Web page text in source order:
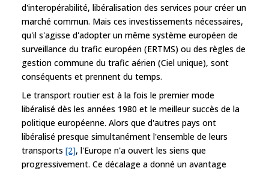
d'interopérabilité, libéralisation des services pour créer un
marché commun. Mais ces investissements nécessaires,
qu'il s'agisse d'adopter un même système européen de
surveillance du trafic européen (ERTMS) ou des règles de
gestion commune du trafic aérien (Ciel unique), sont
conséquents et prennent du temps.
Le transport routier est à la fois le premier mode
libéralisé dès les années 1980 et le meilleur succès de la
politique européenne. Alors que d'autres pays ont
libéralisé presque simultanément l'ensemble de leurs
transports [2], l'Europe n'a ouvert les siens que
progressivement. Ce décalage a donné un avantage